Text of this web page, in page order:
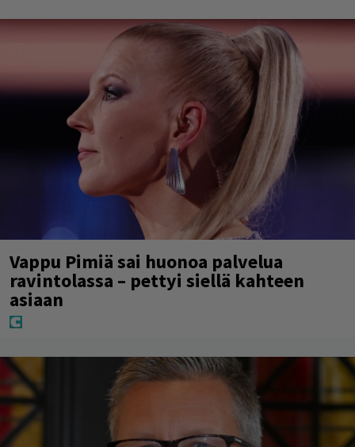
Vappu Pimiä sai huonoa palvelua
ravintolassa – pettyi siellä kahteen
asiaan